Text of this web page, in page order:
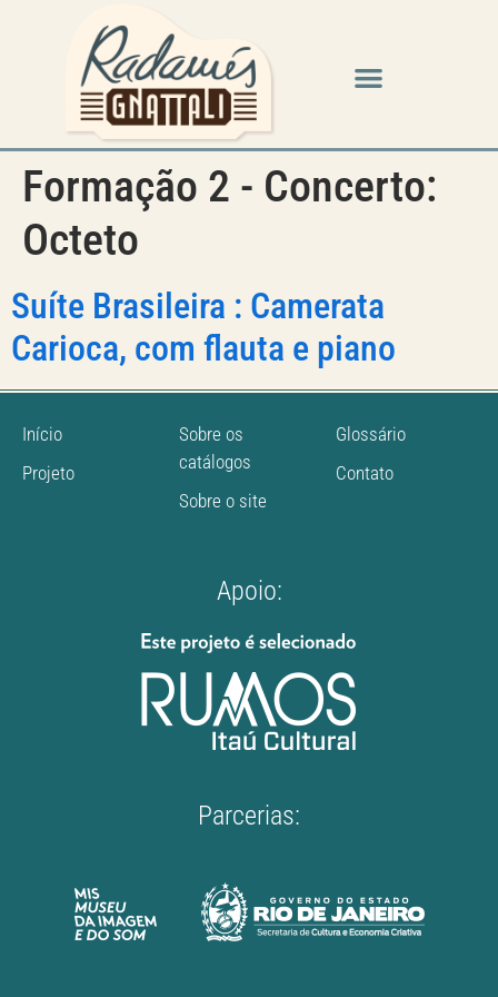
Formação 2 - Concerto:
Octeto
Suíte Brasileira : Camerata
Carioca, com flauta e piano
Início
Projeto
Sobre os
catálogos
Sobre o site
Glossário
Contato
Apoio:
Parcerias: